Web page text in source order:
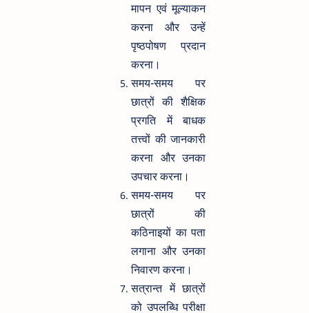
मापन एवं मूल्याकन
करना और उन्हें
पृष्ठपोषण प्रदान
करना।
समय-समय पर
छात्रों की शैक्षिक
प्रगति में बाधक
तत्त्वों की जानकारी
करना और उनका
उपचार करना।
समय-समय पर
छात्रों की
कठिनाइयों का पता
लगाना और उनका
निवारण करना।
सत्रान्त में छात्रों
को उपलब्धि परीक्षा